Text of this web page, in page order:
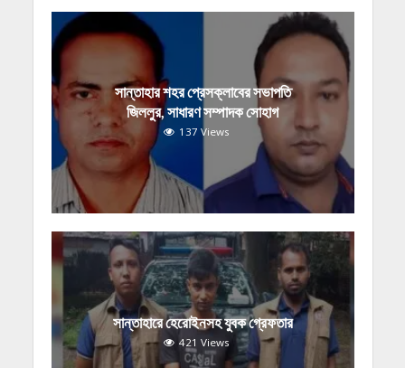
সান্তাহার শহর প্রেসক্লাবের সভাপতি
জিললুর, সাধারণ সম্পাদক সোহাগ
137 Views
সান্তাহারে হেরোইনসহ যুবক গ্রেফতার
421 Views